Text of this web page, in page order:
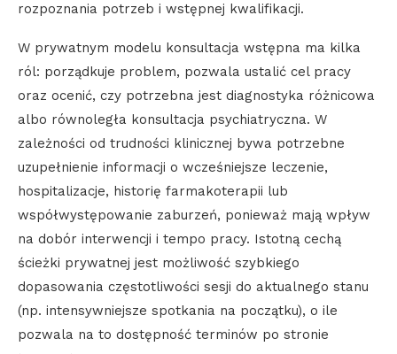
rozpoznania potrzeb i wstępnej kwalifikacji.
W prywatnym modelu konsultacja wstępna ma kilka
ról: porządkuje problem, pozwala ustalić cel pracy
oraz ocenić, czy potrzebna jest diagnostyka różnicowa
albo równoległa konsultacja psychiatryczna. W
zależności od trudności klinicznej bywa potrzebne
uzupełnienie informacji o wcześniejsze leczenie,
hospitalizacje, historię farmakoterapii lub
współwystępowanie zaburzeń, ponieważ mają wpływ
na dobór interwencji i tempo pracy. Istotną cechą
ścieżki prywatnej jest możliwość szybkiego
dopasowania częstotliwości sesji do aktualnego stanu
(np. intensywniejsze spotkania na początku), o ile
pozwala na to dostępność terminów po stronie